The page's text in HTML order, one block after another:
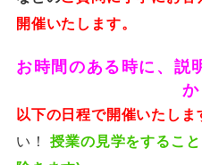
開催いたします。
お時間のある時に、説
か
以下の日程で開催いたしま
い！授業の見学をするこ